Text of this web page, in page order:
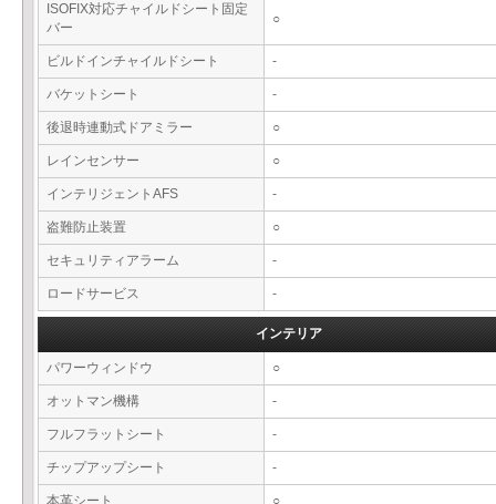
ISOFIX対応チャイルドシート固定
バー
○
ビルドインチャイルドシート -
バケットシート -
後退時連動式ドアミラー ○
レインセンサー ○
インテリジェントAFS -
盗難防止装置 ○
セキュリティアラーム -
ロードサービス -
インテリア
パワーウィンドウ ○
オットマン機構 -
フルフラットシート -
チップアップシート -
本革シート ○